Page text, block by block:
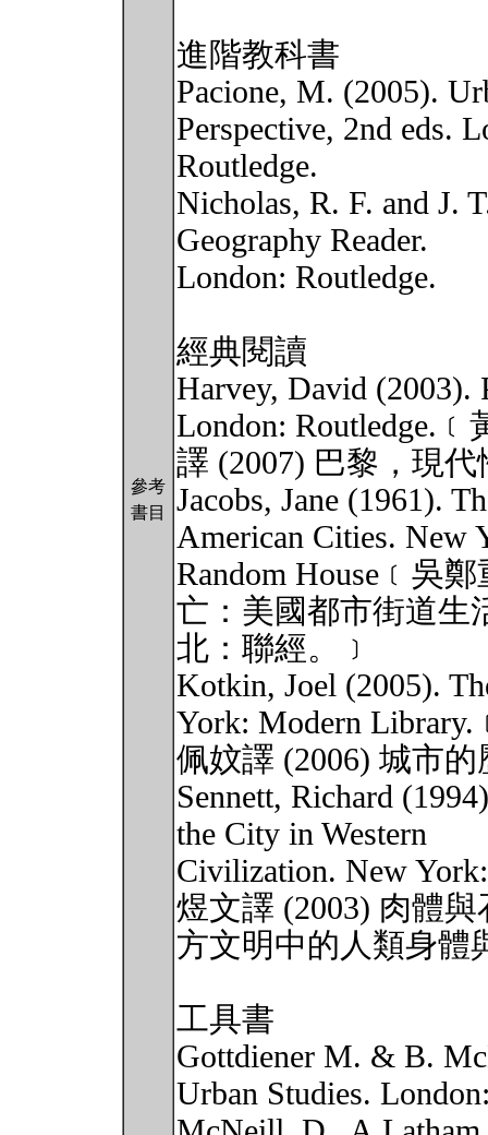
參考
書目
進階教科書
Pacione, M. (2005).
Perspective, 2nd eds.
Routledge.
Nicholas, R. F. and J.
Geography Reader.
London: Routledge.
經典閱讀
Harvey, David (2003).
London: Routledge.﹝
譯 (2007) 巴黎，現
Jacobs, Jane (1961).
American Cities. New
Random House﹝吳
亡：美國都市街道生
北：聯經。﹞
Kotkin, Joel (2005).
York: Modern
佩妏譯 (2006) 城市
Sennett, Richard
the City in Western
Civilization. New
煜文譯 (2003) 肉體
方文明中的人類身體
工具書
Gottdiener M. & B.
Urban Studies.